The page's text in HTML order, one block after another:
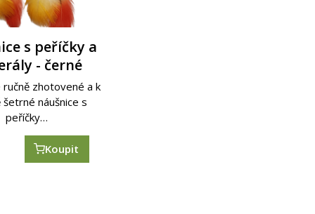
s peříčky a
- černé
ručně zhotovené a k
náušnice s
peříčky…
Koupit
s peříčky a
- žluté
ručně zhotovené a k
náušnice s
peříčky…
Koupit